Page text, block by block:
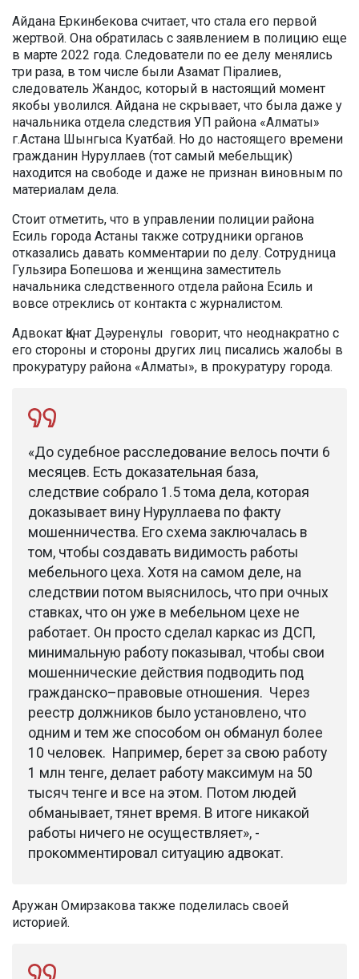
Айдана Еркинбекова считает, что стала его первой
жертвой. Она обратилась с заявлением в полицию еще
в марте 2022 года. Следователи по ее делу менялись
три раза, в том числе были Азамат Піралиев,
следователь Жандос, который в настоящий момент
якобы уволился. Айдана не скрывает, что была даже у
начальника отдела следствия УП района «Алматы»
г.Астана Шынгыса Куатбай. Но до настоящего времени
гражданин Нуруллаев (тот самый мебельщик)
находится на свободе и даже не признан виновным по
материалам дела.
Стоит отметить, что в управлении полиции района
Есиль города Астаны также сотрудники органов
отказались давать комментарии по делу. Сотрудница
Гульзира Бопешова и женщина заместитель
начальника следственного отдела района Есиль и
вовсе отреклись от контакта с журналистом.
Адвокат Қанат Дәуренұлы говорит, что неоднакратно с
его стороны и стороны других лиц писались жалобы в
прокуратуру района «Алматы», в прокуратуру города.
«До судебное расследование велось почти 6
месяцев. Есть доказательная база,
следствие собрало 1.5 тома дела, которая
доказывает вину Нуруллаева по факту
мошенничества. Его схема заключалась в
том, чтобы создавать видимость работы
мебельного цеха. Хотя на самом деле, на
следствии потом выяснилось, что при очных
ставках, что он уже в мебельном цехе не
работает. Он просто сделал каркас из ДСП,
минимальную работу показывал, чтобы свои
мошеннические действия подводить под
гражданско–правовые отношения. Через
реестр должников было установлено, что
одним и тем же способом он обманул более
10 человек. Например, берет за свою работу
1 млн тенге, делает работу максимум на 50
тысяч тенге и все на этом. Потом людей
обманывает, тянет время. В итоге никакой
работы ничего не осуществляет», -
прокомментировал ситуацию адвокат.
Аружан Омирзакова также поделилась своей
историей.